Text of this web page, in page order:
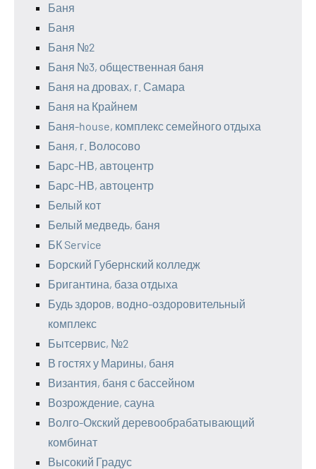
Баня
Баня
Баня №2
Баня №3, общественная баня
Баня на дровах, г. Самара
Баня на Крайнем
Баня-house, комплекс семейного отдыха
Баня, г. Волосово
Барс-НВ, автоцентр
Барс-НВ, автоцентр
Белый кот
Белый медведь, баня
БК Service
Борский Губернский колледж
Бригантина, база отдыха
Будь здоров, водно-оздоровительный
комплекс
Бытсервис, №2
В гостях у Марины, баня
Византия, баня с бассейном
Возрождение, сауна
Волго-Окский деревообрабатывающий
комбинат
Высокий Градус